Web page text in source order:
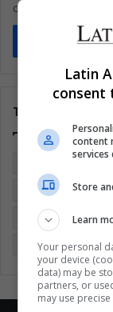
cosas igualan el
Read More »
Tags
Coronavirus
Economía
Memes (ES)
Latin
consent
content
services
Store
Learn
Your personal
your device
data) may be
partners, or
may use